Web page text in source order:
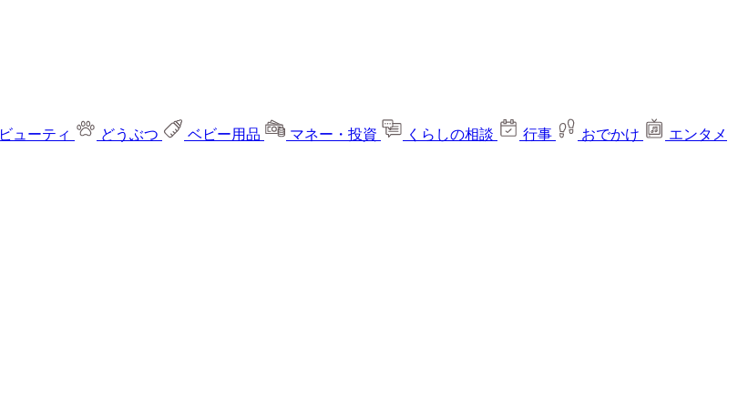
ビューティ どうぶつ ベビー用品 マネー・投資 くらしの相談 行事 おでかけ
エンタメ